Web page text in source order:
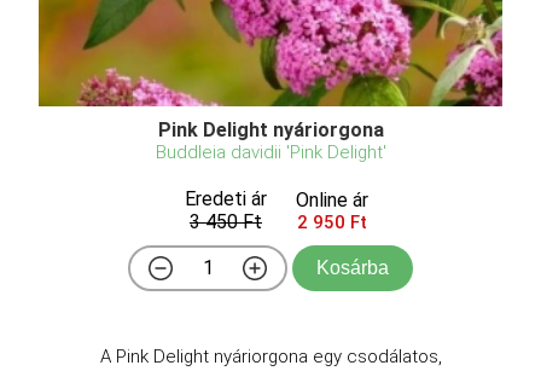
Pink Delight nyáriorgona
Buddleia davidii 'Pink Delight'
Eredeti ár
3 450 Ft
Online ár
2 950 Ft
Kosárba
A Pink Delight nyáriorgona egy csodálatos,